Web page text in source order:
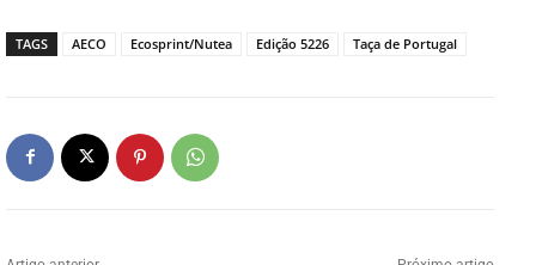
TAGS AECO Ecosprint/Nutea Edição 5226 Taça de Portugal